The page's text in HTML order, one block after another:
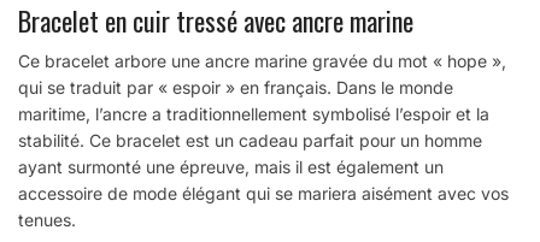
Bracelet en cuir tressé avec ancre marine
Ce bracelet arbore une ancre marine gravée du mot « hope »,
qui se traduit par « espoir » en français. Dans le monde
maritime, l’ancre a traditionnellement symbolisé l’espoir et la
stabilité. Ce bracelet est un cadeau parfait pour un homme
ayant surmonté une épreuve, mais il est également un
accessoire de mode élégant qui se mariera aisément avec vos
tenues.